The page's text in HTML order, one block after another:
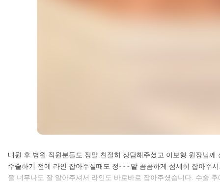
셀카후기 전체 내용은
로그인 후 확인하실 수 있습니다.
내원 후 병원 직원분들도 정말 친절히 상담해주셨고 이보형 원장님
수술하기 전에 라인 잡아주실때도 정~~~말 꼼꼼하게 섬세히 잡아주
을 너무나도 잘 알아주셔서 라인도 바로바로 잡아주셨습니다. 수술